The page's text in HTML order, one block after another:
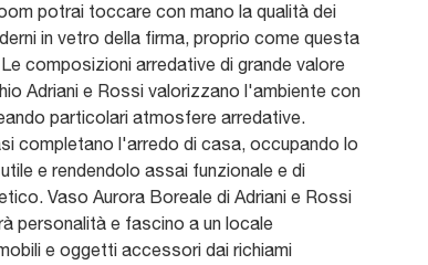
potrai toccare con mano la qualità dei
in vetro della firma, proprio come questa
composizioni arredative di grande valore
Adriani e Rossi valorizzano l'ambiente con
particolari atmosfere arredative.
completano l'arredo di casa, occupando lo
e rendendolo assai funzionale e di
Vaso Aurora Boreale di Adriani e Rossi
personalità e fascino a un locale
e oggetti accessori dai richiami